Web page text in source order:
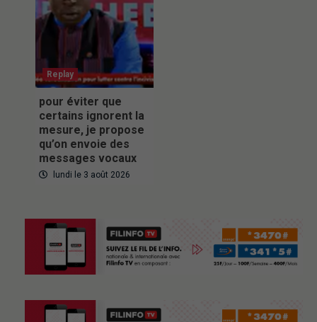
Replay
pour éviter que
certains ignorent la
mesure, je propose
qu’on envoie des
messages vocaux
lundi le 3 août 2026